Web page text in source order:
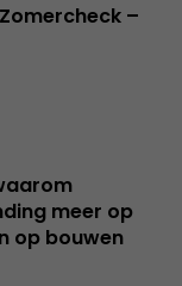
–
meer op
op bouwen